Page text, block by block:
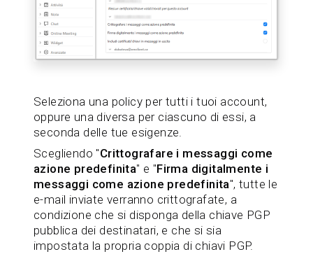
Seleziona una policy per tutti i tuoi account,
oppure una diversa per ciascuno di essi, a
seconda delle tue esigenze.
Scegliendo "Crittografare i messaggi come
azione predefinita" e "Firma digitalmente i
messaggi come azione predefinita", tutte le
e-mail inviate verranno crittografate, a
condizione che si disponga della chiave PGP
pubblica dei destinatari, e che si sia
impostata la propria coppia di chiavi PGP.